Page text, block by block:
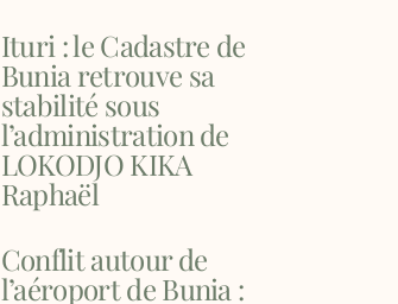
Ituri : le Cadastre de
Bunia retrouve sa
stabilité sous
l’administration de
LOKODJO KIKA
Raphaël
Conflit autour de
l’aéroport de Bunia :